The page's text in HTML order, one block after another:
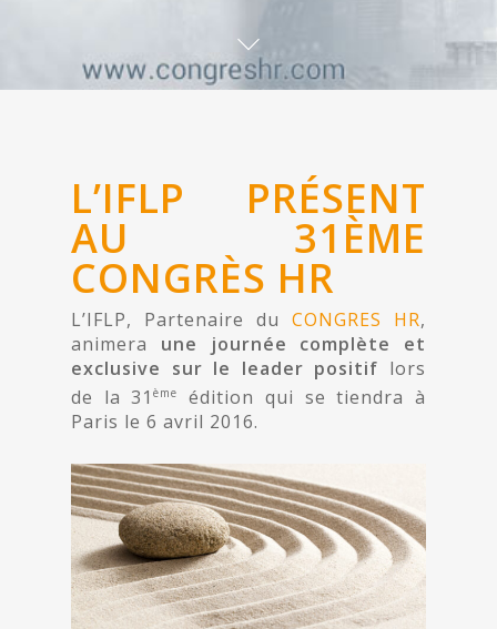
L’IFLP PRÉSENT
AU 31ÈME
CONGRÈS HR
L’IFLP, Partenaire du CONGRES HR,
animera une journée complète et
exclusive sur le leader positif lors
de la 31ème
édition qui se tiendra à
Paris le 6 avril 2016.